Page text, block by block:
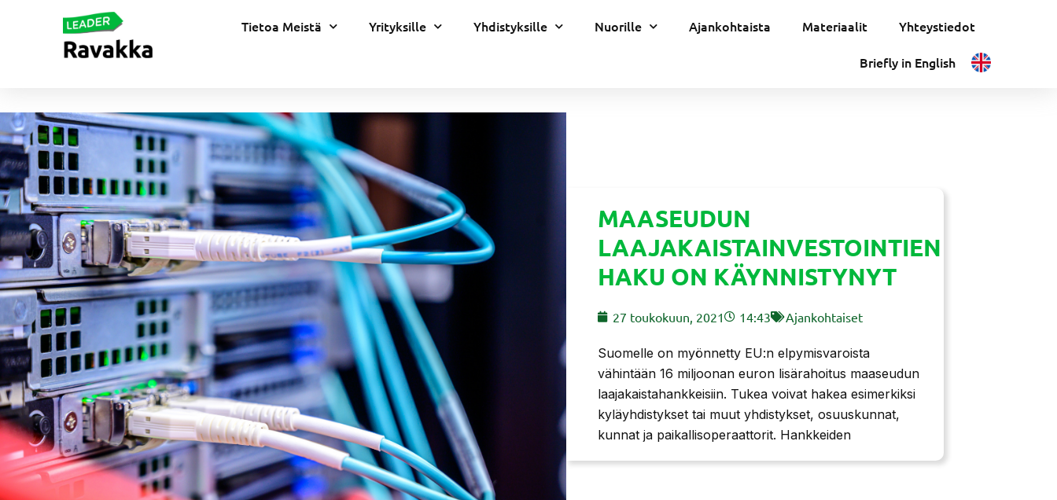
Tietoa Meistä Yrityksille Yhdistyksille Nuorille Ajankohtaista Materiaalit Yhteystiedot
Briefly in English
MAASEUDUN
LAAJAKAISTAINVESTOINTIEN
HAKU ON KÄYNNISTYNYT
27 toukokuun, 2021 14:43 Ajankohtaiset
Suomelle on myönnetty EU:n elpymisvaroista
vähintään 16 miljoonan euron lisärahoitus maaseudun
laajakaistahankkeisiin. Tukea voivat hakea esimerkiksi
kyläyhdistykset tai muut yhdistykset, osuuskunnat,
kunnat ja paikallisoperaattorit. Hankkeiden